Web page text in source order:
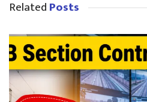
RelatedPosts